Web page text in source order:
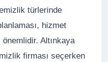
türlerinde
hizmet
önemlidir. Altınkaya
firması seçerken